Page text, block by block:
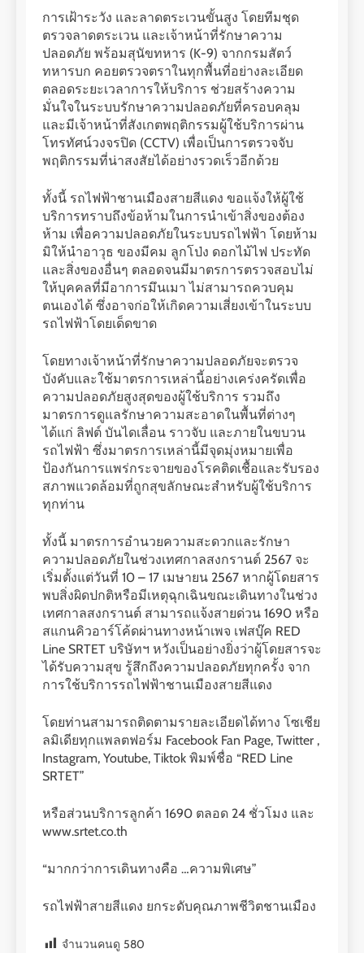
การเฝ้าระวัง และลาดตระเวนขั้นสูง โดยทีมชุด
ตรวจลาดตระเวน และเจ้าหน้าที่รักษาความ
ปลอดภัย พร้อมสุนัขทหาร (K-9) จากกรมสัตว์
ทหารบก คอยตรวจตราในทุกพื้นที่อย่างละเอียด
ตลอดระยะเวลาการให้บริการ ช่วยสร้างความ
มั่นใจในระบบรักษาความปลอดภัยที่ครอบคลุม
และมีเจ้าหน้าที่สังเกตพฤติกรรมผู้ใช้บริการผ่าน
โทรทัศน์วงจรปิด (CCTV) เพื่อเป็นการตรวจจับ
พฤติกรรมที่น่าสงสัยได้อย่างรวดเร็วอีกด้วย
ทั้งนี้ รถไฟฟ้าชานเมืองสายสีแดง ขอแจ้งให้ผู้ใช้
บริการทราบถึงข้อห้ามในการนำเข้าสิ่งของต้อง
ห้าม เพื่อความปลอดภัยในระบบรถไฟฟ้า โดยห้าม
มิให้นำอาวุธ ของมีคม ลูกโป่ง ดอกไม้ไฟ ประทัด
และสิ่งของอื่นๆ ตลอดจนมีมาตรการตรวจสอบไม่
ให้บุคคลที่มีอาการมึนเมา ไม่สามารถควบคุม
ตนเองได้ ซึ่งอาจก่อให้เกิดความเสี่ยงเข้าในระบบ
รถไฟฟ้าโดยเด็ดขาด
โดยทางเจ้าหน้าที่รักษาความปลอดภัยจะตรวจ
บังคับและใช้มาตรการเหล่านี้อย่างเคร่งครัดเพื่อ
ความปลอดภัยสูงสุดของผู้ใช้บริการ รวมถึง
มาตรการดูแลรักษาความสะอาดในพื้นที่ต่างๆ
ได้แก่ ลิฟต์ บันไดเลื่อน ราวจับ และภายในขบวน
รถไฟฟ้า ซึ่งมาตรการเหล่านี้มีจุดมุ่งหมายเพื่อ
ป้องกันการแพร่กระจายของโรคติดเชื้อและรับรอง
สภาพแวดล้อมที่ถูกสุขลักษณะสำหรับผู้ใช้บริการ
ทุกท่าน
ทั้งนี้ มาตรการอำนวยความสะดวกและรักษา
ความปลอดภัยในช่วงเทศกาลสงกรานต์ 2567 จะ
เริ่มตั้งแต่วันที่ 10 – 17 เมษายน 2567 หากผู้โดยสาร
พบสิ่งผิดปกติหรือมีเหตุฉุกเฉินขณะเดินทางในช่วง
เทศกาลสงกรานต์ สามารถแจ้งสายด่วน 1690 หรือ
สแกนคิวอาร์โค้ดผ่านทางหน้าเพจ เฟสบุ๊ค RED
Line SRTET บริษัทฯ หวังเป็นอย่างยิ่งว่าผู้โดยสารจะ
ได้รับความสุข รู้สึกถึงความปลอดภัยทุกครั้ง จาก
การใช้บริการรถไฟฟ้าชานเมืองสายสีแดง
โดยท่านสามารถติดตามรายละเอียดได้ทาง โซเชีย
ลมิเดียทุกแพลตฟอร์ม Facebook Fan Page, Twitter ,
Instagram, Youtube, Tiktok พิมพ์ชื่อ “RED Line
SRTET”
หรือส่วนบริการลูกค้า 1690 ตลอด 24 ชั่วโมง และ
www.srtet.co.th
“มากกว่าการเดินทางคือ …ความพิเศษ”
รถไฟฟ้าสายสีแดง ยกระดับคุณภาพชีวิตชานเมือง
จำนวนคนดู 580